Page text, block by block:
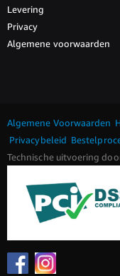
Levering
Privacy
Algemene voorwaarden
Algemene Voorwaarden
Privacybeleid
Technische uitvoering